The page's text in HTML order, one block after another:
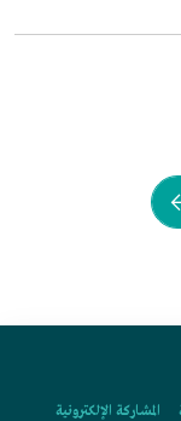
المشاركة الإلكترونية